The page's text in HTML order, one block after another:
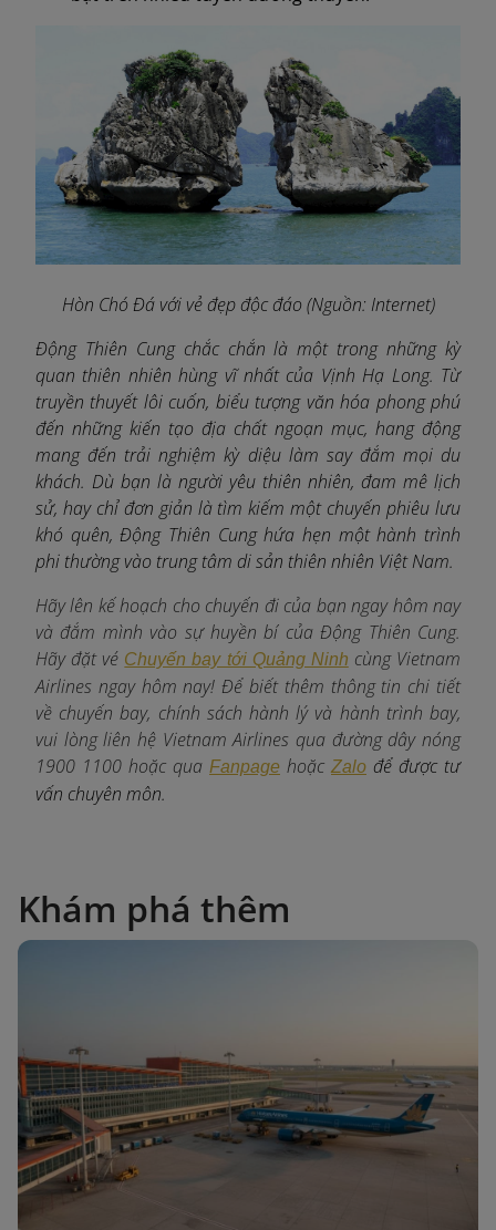
Hòn Chó Đá với vẻ đẹp độc đáo (Nguồn: Internet)
Động Thiên Cung chắc chắn là một trong những kỳ
quan thiên nhiên hùng vĩ nhất của Vịnh Hạ Long. Từ
truyền thuyết lôi cuốn, biểu tượng văn hóa phong phú
đến những kiến tạo địa chất ngoạn mục, hang động
mang đến trải nghiệm kỳ diệu làm say đắm mọi du
khách. Dù bạn là người yêu thiên nhiên, đam mê lịch
sử, hay chỉ đơn giản là tìm kiếm một chuyến phiêu lưu
khó quên, Động Thiên Cung hứa hẹn một hành trình
phi thường vào trung tâm di sản thiên nhiên Việt Nam.
Hãy lên kế hoạch cho chuyến đi của bạn ngay hôm nay
và đắm mình vào sự huyền bí của Động Thiên Cung.
Hãy đặt vé Chuyến bay tới Quảng Ninh cùng Vietnam
Airlines ngay hôm nay! Để biết thêm thông tin chi tiết
về chuyến bay, chính sách hành lý và hành trình bay,
vui lòng liên hệ Vietnam Airlines qua đường dây nóng
1900 1100 hoặc qua Fanpage hoặc Zalo để được tư
vấn chuyên môn.
Khám phá thêm